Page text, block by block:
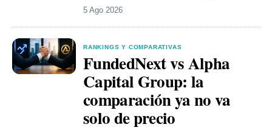
5 Ago 2026
RANKINGS Y COMPARATIVAS
FundedNext vs Alpha
Capital Group: la
comparación ya no va
solo de precio